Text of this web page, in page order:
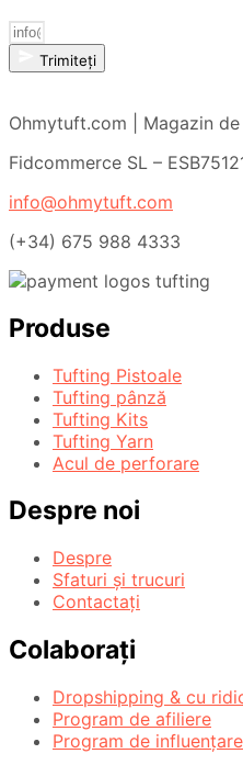
Trimiteți
Ohmytuft.com | Magazin
Fidcommerce SL –
info@ohmytuft.com
(+34) 675 988 4333
Produse
Tufting Pistoale
Tufting pânză
Tufting Kits
Tufting Yarn
Acul de perforare
Despre noi
Despre
Sfaturi și trucuri
Contactați
Colaborați
Dropshipping & cu
Program de afiliere
Program de influențare